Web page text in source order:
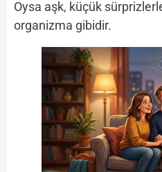
Oysa aşk, küçük
organizma gibidir.